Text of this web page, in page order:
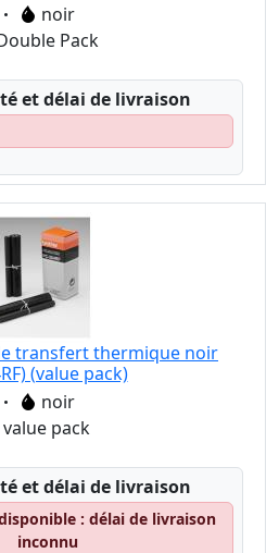
Eigenschaft:
noir
Pack
et délai de livraison
transfert thermique noir
(value pack)
Eigenschaft:
noir
value pack
et délai de livraison
: délai de livraison
inconnu